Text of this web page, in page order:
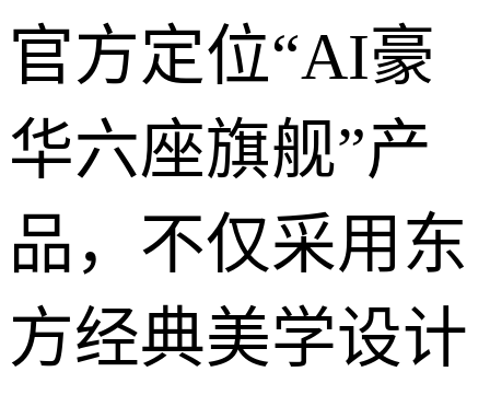
官方定位“AI豪
华六座旗舰”产
品，不仅采用东
方经典美学设计